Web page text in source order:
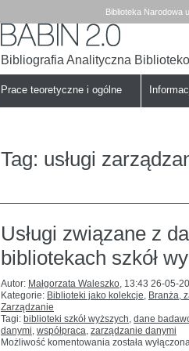
Biblioteka Narodowa
Babin
Bibliografia Analityczna
Prace teoretyczne i ogólne
Tag: usługi
Usługi związane z
bibliotekach szkół
Autor: Małgorzata Waleszko, 13:43 26-05-
Kategorie: Biblioteki jako kolekcje, Branża,
Zarządzanie
Tagi: biblioteki szkół wyższych, dane
danymi, współpraca, zarządzanie danymi
Możliwość komentowania Usługi
została